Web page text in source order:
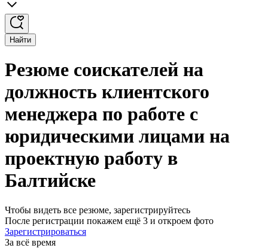
Найти
Резюме соискателей на
должность клиентского
менеджера по работе с
юридическими лицами на
проектную работу в
Балтийске
Чтобы видеть все резюме, зарегистрируйтесь
После регистрации покажем ещё 3 и откроем фото
Зарегистрироваться
За всё время